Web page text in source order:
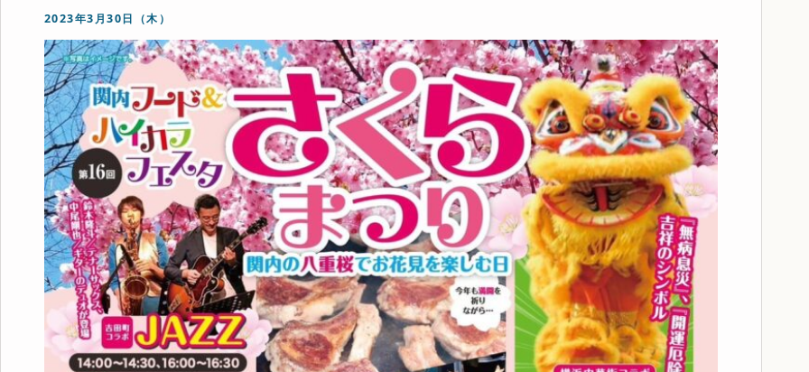
2023年3月30日（木）